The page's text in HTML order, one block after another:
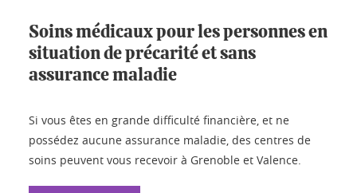
Soins médicaux pour les personnes en
situation de précarité et sans
assurance maladie
Si vous êtes en grande difficulté financière, et ne
possédez aucune assurance maladie, des centres de
soins peuvent vous recevoir à Grenoble et Valence.